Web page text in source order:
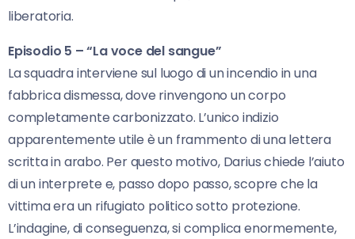
liberatoria.
Episodio 5 – “La voce del sangue”
La squadra interviene sul luogo di un incendio in una
fabbrica dismessa, dove rinvengono un corpo
completamente carbonizzato. L’unico indizio
apparentemente utile è un frammento di una lettera
scritta in arabo. Per questo motivo, Darius chiede l’aiuto
di un interprete e, passo dopo passo, scopre che la
vittima era un rifugiato politico sotto protezione.
L’indagine, di conseguenza, si complica enormemente,